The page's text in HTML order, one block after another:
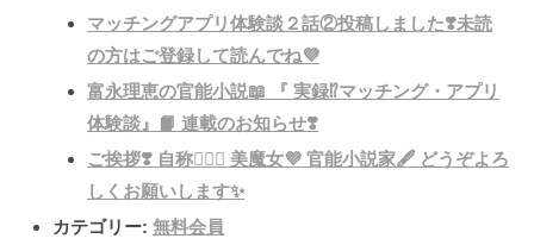
マッチングアプリ体験談２話②投稿しました❣️未読
の方はご登録して読んでね💜
富永理恵の官能小説📖 『 実録⁉︎マッチング・アプリ
体験談』📙 連載のお知らせ❣️
ご挨拶❣️ 自称💁🏻‍♀️ 美魔女💜 官能小説家🖋 どうぞよろ
しくお願いします✨
カテゴリー: 無料会員